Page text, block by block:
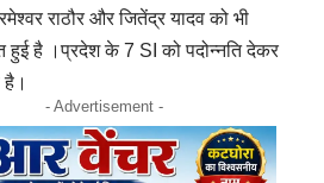
राठौर और जितेंद्र यादव को भी
हुई है ।प्रदेश के 7 SI को पदोन्नति देकर
है।
- Advertisement -